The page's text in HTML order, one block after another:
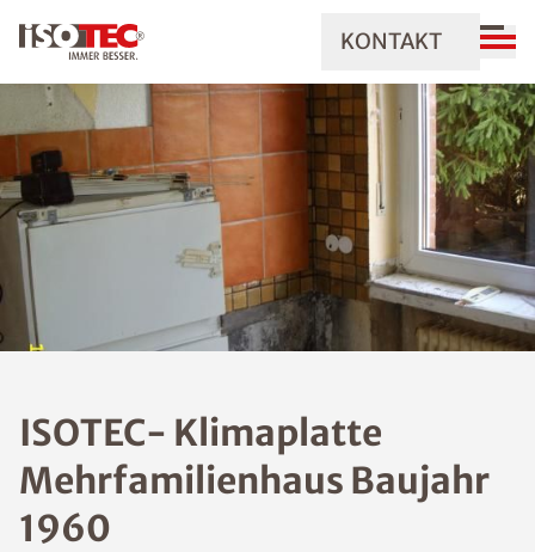
KONTAKT
ISOTEC- Klimaplatte
Mehrfamilienhaus Baujahr
1960